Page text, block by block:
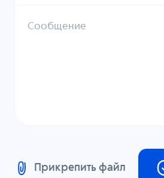
Сообщение
Прикрепить файл